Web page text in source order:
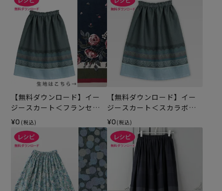
【無料ダウンロード】イー
ジースカート＜フランセィ
ズ ボーディユー・ド・ロー
ズ 65cm＞（レシピ）
¥0 (税込)
【無料ダウンロード】イー
ジースカート＜スカラボー
ダー・65cm丈＞（レシピ）
¥0 (税込)